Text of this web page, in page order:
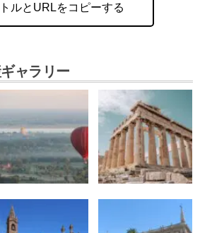
ルとURLをコピーする
ャラリー